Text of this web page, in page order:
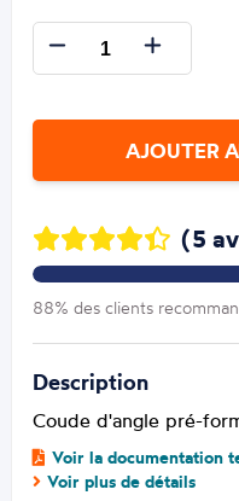
AJOUTER
(5
88% des clients
Description
Coude d'angle pré-
Voir la documentation
Voir plus de détails